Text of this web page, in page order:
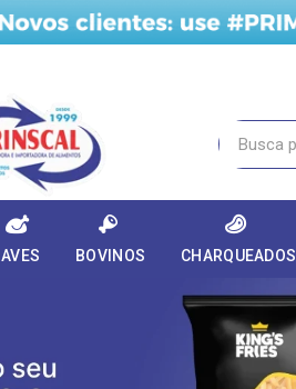
AVES BOVINOS CHARQUEADOS